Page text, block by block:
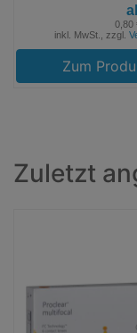
0,80
inkl. MwSt., zzgl.
Zum
Zuletzt